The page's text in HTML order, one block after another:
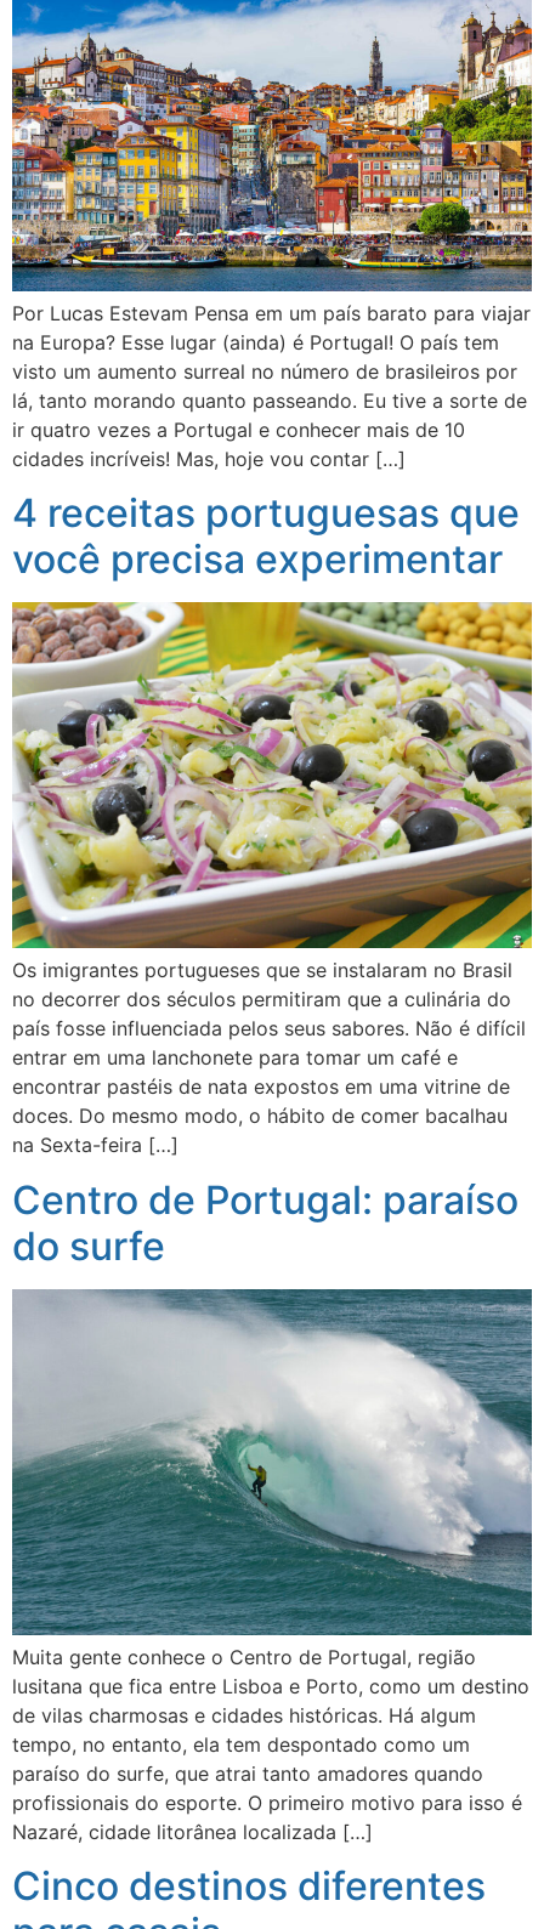
Por Lucas Estevam Pensa em um país barato para viajar
na Europa? Esse lugar (ainda) é Portugal! O país tem
visto um aumento surreal no número de brasileiros por
lá, tanto morando quanto passeando. Eu tive a sorte de
ir quatro vezes a Portugal e conhecer mais de 10
cidades incríveis! Mas, hoje vou contar […]
4 receitas portuguesas que
você precisa experimentar
Os imigrantes portugueses que se instalaram no Brasil
no decorrer dos séculos permitiram que a culinária do
país fosse influenciada pelos seus sabores. Não é difícil
entrar em uma lanchonete para tomar um café e
encontrar pastéis de nata expostos em uma vitrine de
doces. Do mesmo modo, o hábito de comer bacalhau
na Sexta-feira […]
Centro de Portugal: paraíso
do surfe
Muita gente conhece o Centro de Portugal, região
lusitana que fica entre Lisboa e Porto, como um destino
de vilas charmosas e cidades históricas. Há algum
tempo, no entanto, ela tem despontado como um
paraíso do surfe, que atrai tanto amadores quando
profissionais do esporte. O primeiro motivo para isso é
Nazaré, cidade litorânea localizada […]
Cinco destinos diferentes